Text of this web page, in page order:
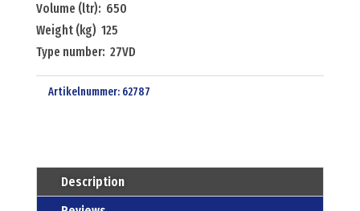
Volume (ltr): 650
Weight (kg) 125
Type number: 27VD
Artikelnummer: 62787
Description